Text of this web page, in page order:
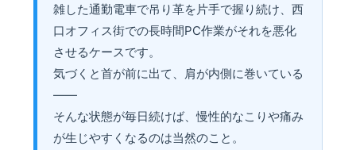
雑した通勤電車で吊り革を片手で握り続け、西
口オフィス街での長時間PC作業がそれを悪化
させるケースです。
気づくと首が前に出て、肩が内側に巻いている
——
そんな状態が毎日続けば、慢性的なこりや痛み
が生じやすくなるのは当然のこと。